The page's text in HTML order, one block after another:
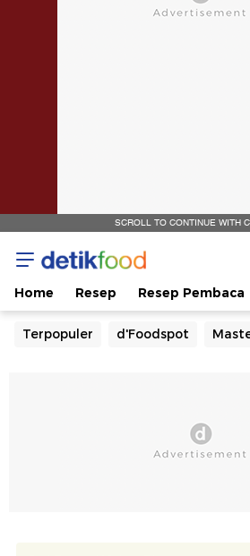
SCROLL TO CONTINUE WITH
Home Resep Resep Pembaca
Terpopuler d'Foodspot